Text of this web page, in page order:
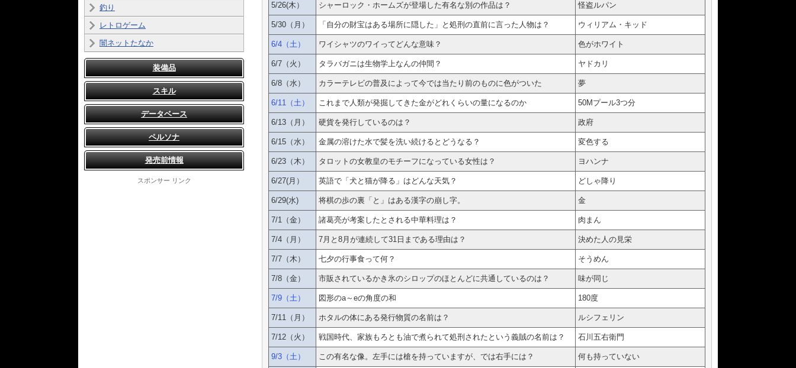
5/26(木） シャーロック・ホームズが登場した有名な別の作品は？ 怪盗ルパン
5/30（月） 「自分の財宝はある場所に隠した」と処刑の直前に言った人物は？ ウィリアム・キッド
6/4（土） ワイシャツのワイってどんな意味？ 色がホワイト
6/7（火） タラバガニは生物学上なんの仲間？ ヤドカリ
6/8（水） カラーテレビの普及によって今では当たり前のものに色がついた 夢
6/11（土） これまで人類が発掘してきた金がどれくらいの量になるのか 50Mプール3つ分
6/13（月） 硬貨を発行しているのは？ 政府
6/15（水） 金属の溶けた水で髪を洗い続けるとどうなる？ 変色する
6/23（木） タロットの女教皇のモチーフになっている女性は？ ヨハンナ
6/27(月） 英語で「犬と猫が降る」はどんな天気？ どしゃ降り
6/29(水) 将棋の歩の裏「と」はある漢字の崩し字。 金
7/1（金） 諸葛亮が考案したとされる中華料理は？ 肉まん
7/4（月） 7月と8月が連続して31日まである理由は？ 決めた人の見栄
7/7（木） 七夕の行事食って何？ そうめん
7/8（金） 市販されているかき氷のシロップのほとんどに共通しているのは？ 味が同じ
7/9（土） 図形のa～eの角度の和 180度
7/11（月） ホタルの体にある発行物質の名前は？ ルシフェリン
7/12（火） 戦国時代、家族もろとも油で煮られて処刑されたという義賊の名前は？ 石川五右衛門
9/3（土） この有名な像。左手には槍を持っていますが、では右手には？ 何も持っていない
釣り
レトロゲーム
闇ネットたなか
装備品
スキル
データベース
ペルソナ
発売前情報
スポンサー リンク